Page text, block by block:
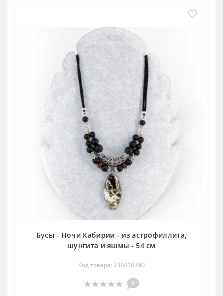
Бусы - Ночи Кабирии - из астрофиллита,
шунгита и яшмы - 54 см
Код товара: 230410390
0